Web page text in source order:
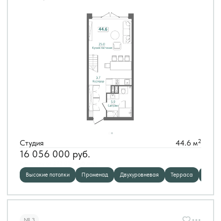
Студия 44.6 м2
16 056 000 руб.
Высокие потолки
Променад Двухуровневая Терраса